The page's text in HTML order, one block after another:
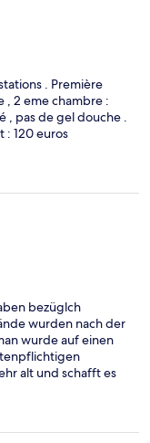
. Première
2 eme chambre :
, pas de gel douche .
: 120 euros
bezüglch
wurden nach der
wurde auf einen
alt und schafft es